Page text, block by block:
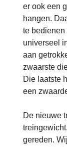
er ook een
hangen.
te bedienen
universeel
aan
zwaarste
Die laatste
een
De nieuwe
gereden.